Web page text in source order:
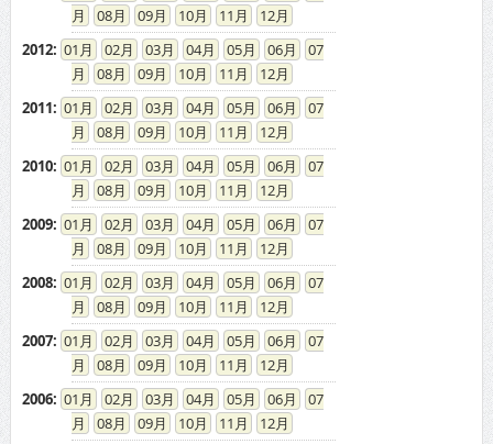
08
09 10 11
12
2012: 01 02 03 04 05 06
07
08
09 10 11
12
2011: 01 02 03 04 05 06
07
08
09 10 11
12
2010: 01 02 03 04 05 06
07
08
09 10 11
12
2009: 01 02 03 04 05 06
07
08
09 10 11
12
2008: 01 02 03 04 05 06
07
08
09 10 11
12
2007: 01 02 03 04 05 06
07
08
09 10 11
12
2006: 01 02 03 04 05 06
07
08
09 10 11
12